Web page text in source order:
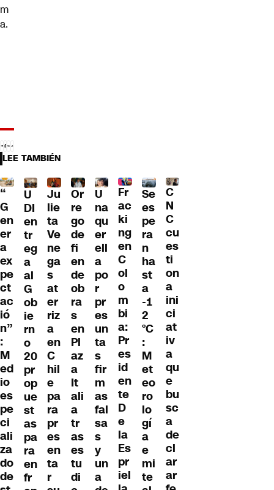
m
a.
LEE TAMBIÉN
“
G
en
er
a
ex
pe
ct
ac
ió
n”
:
M
ed
io
es
pe
ci
ali
za
do
de
U
DI
en
tr
eg
a
al
G
ob
ie
rn
o
20
pr
op
ue
st
as
pa
ra
en
fr
Ju
lie
ta
Ve
ne
ga
s
at
er
riz
a
en
C
hil
e
pa
ra
pr
es
en
ta
r
Or
re
go
de
fi
en
de
ob
ra
s
en
Pl
az
a
It
ali
a
tr
as
es
tu
di
U
na
qu
er
ell
a
po
r
pr
es
un
ta
s
fir
m
as
fal
sa
s
y
un
a
Fr
ac
ki
ng
en
C
ol
o
m
bi
a:
Pr
es
id
en
te
D
e
la
Es
pr
iel
Se
es
pe
ra
n
ha
st
a
-1
2
°C
:
M
et
eo
ro
lo
gí
a
e
mi
te
C
N
C
cu
es
ti
on
a
ini
ci
at
iv
a
qu
e
bu
sc
a
de
cl
ar
ar